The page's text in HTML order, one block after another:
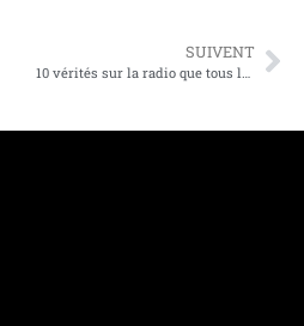
SUIVENT